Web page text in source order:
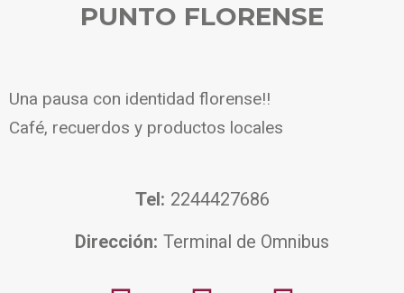
PUNTO FLORENSE
Una pausa con identidad florense!!
Café, recuerdos y productos locales
Tel: 2244427686
Dirección: Terminal de Omnibus